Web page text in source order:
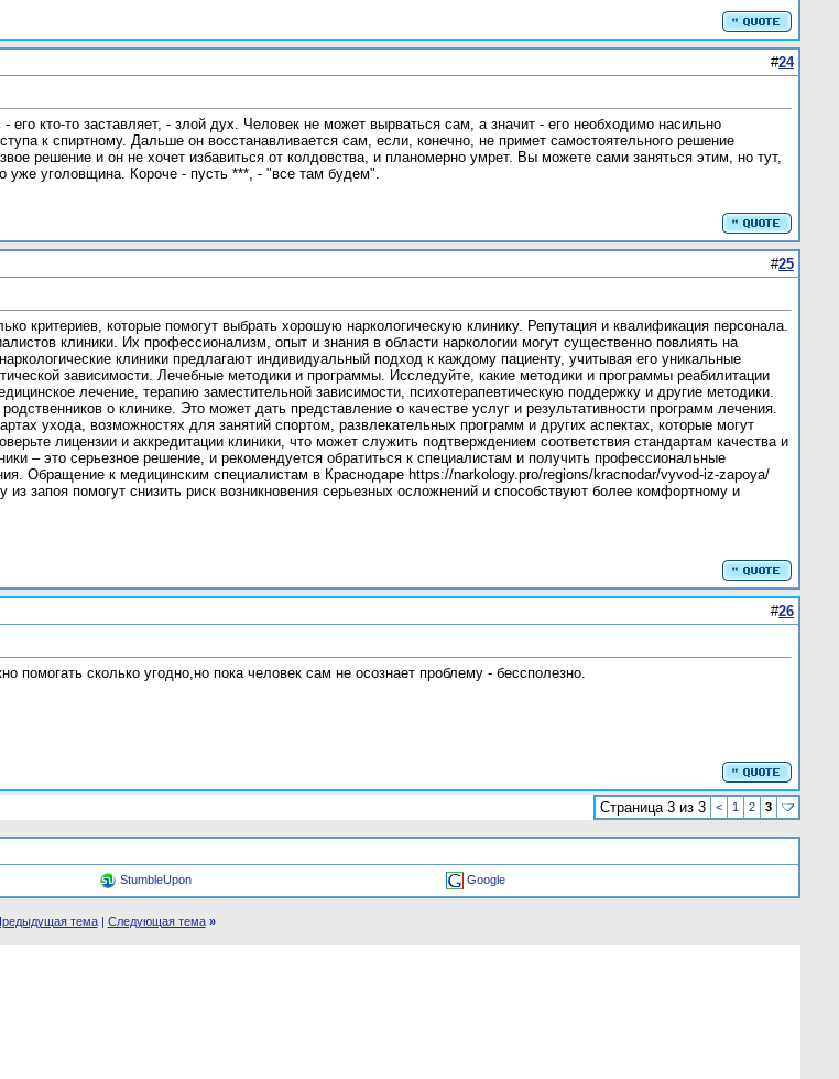
#24
его кто-то заставляет, - злой дух. Человек не может вырваться сам, а значит - его необходимо насильно
к спиртному. Дальше он восстанавливается сам, если, конечно, не примет самостоятельного решение
решение и он не хочет избавиться от колдовства, и планомерно умрет. Вы можете сами заняться этим, но тут,
уже уголовщина. Короче - пусть ***, - "все там будем".
#25
критериев, которые помогут выбрать хорошую наркологическую клинику. Репутация и квалификация персонала.
клиники. Их профессионализм, опыт и знания в области наркологии могут существенно повлиять на
клиники предлагают индивидуальный подход к каждому пациенту, учитывая его уникальные
зависимости. Лечебные методики и программы. Исследуйте, какие методики и программы реабилитации
лечение, терапию заместительной зависимости, психотерапевтическую поддержку и другие методики.
о клинике. Это может дать представление о качестве услуг и результативности программ лечения.
ухода, возможностях для занятий спортом, развлекательных программ и других аспектах, которые могут
лицензии и аккредитации клиники, что может служить подтверждением соответствия стандартам качества и
– это серьезное решение, и рекомендуется обратиться к специалистам и получить профессиональные
Обращение к медицинским специалистам в Краснодаре https://narkology.pro/regions/kracnodar/vyvod-iz-zapoya/
запоя помогут снизить риск возникновения серьезных осложнений и способствуют более комфортному и
#26
помогать сколько угодно,но пока человек сам не осознает проблему - бессполезно.
Страница 3 из 3 < 1 2 3
StumbleUpon Google
тема| Следующая тема »